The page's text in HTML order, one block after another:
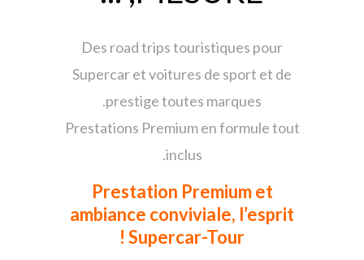
Des road trips touristiques pour
Supercar et voitures de sport et de
prestige toutes marques.
Prestations Premium en formule tout
inclus.
Prestation Premium et
ambiance conviviale, l’esprit
Supercar-Tour !